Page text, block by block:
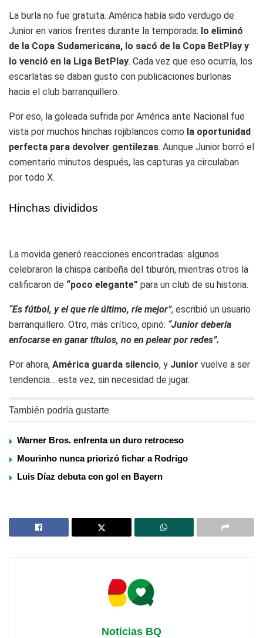
La burla no fue gratuita. América había sido verdugo de
Junior en varios frentes durante la temporada: lo eliminó
de la Copa Sudamericana, lo sacó de la Copa BetPlay y
lo venció en la Liga BetPlay. Cada vez que eso ocurría, los
escarlatas se daban gusto con publicaciones burlonas
hacia el club barranquillero.
Por eso, la goleada sufrida por América ante Nacional fue
vista por muchos hinchas rojiblancos como la oportunidad
perfecta para devolver gentilezas. Aunque Junior borró el
comentario minutos después, las capturas ya circulaban
por todo X.
Hinchas divididos
La movida generó reacciones encontradas: algunos
celebraron la chispa caribeña del tiburón, mientras otros la
calificaron de “poco elegante” para un club de su historia.
“Es fútbol, y el que ríe último, ríe mejor”, escribió un usuario
barranquillero. Otro, más crítico, opinó: “Junior debería
enfocarse en ganar títulos, no en pelear por redes”.
Por ahora, América guarda silencio, y Junior vuelve a ser
tendencia… esta vez, sin necesidad de jugar.
También podría gustarte
Warner Bros. enfrenta un duro retroceso
Mourinho nunca priorizó fichar a Rodrigo
Luis Díaz debuta con gol en Bayern
Noticias BQ